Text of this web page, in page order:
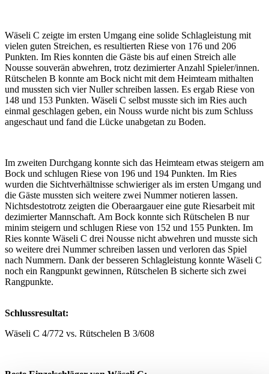
Wäseli C zeigte im ersten Umgang eine solide Schlagleistung mit
vielen guten Streichen, es resultierten Riese von 176 und 206
Punkten. Im Ries konnten die Gäste bis auf einen Streich alle
Nousse souverän abwehren, trotz dezimierter Anzahl Spieler/innen.
Rütschelen B konnte am Bock nicht mit dem Heimteam mithalten
und mussten sich vier Nuller schreiben lassen. Es ergab Riese von
148 und 153 Punkten. Wäseli C selbst musste sich im Ries auch
einmal geschlagen geben, ein Nouss wurde nicht bis zum Schluss
angeschaut und fand die Lücke unabgetan zu Boden.
Im zweiten Durchgang konnte sich das Heimteam etwas steigern am
Bock und schlugen Riese von 196 und 194 Punkten. Im Ries
wurden die Sichtverhältnisse schwieriger als im ersten Umgang und
die Gäste mussten sich weitere zwei Nummer notieren lassen.
Nichtsdestotrotz zeigten die Oberaargauer eine gute Riesarbeit mit
dezimierter Mannschaft. Am Bock konnte sich Rütschelen B nur
minim steigern und schlugen Riese von 152 und 155 Punkten. Im
Ries konnte Wäseli C drei Nousse nicht abwehren und musste sich
so weitere drei Nummer schreiben lassen und verloren das Spiel
nach Nummern. Dank der besseren Schlagleistung konnte Wäseli C
noch ein Rangpunkt gewinnen, Rütschelen B sicherte sich zwei
Rangpunkte.
Schlussresultat:
Wäseli C 4/772 vs. Rütschelen B 3/608